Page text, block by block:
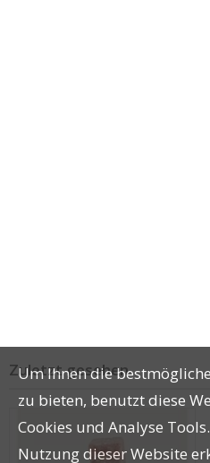
Zuletzt gesehen
Um Ihnen die
zu bieten, benutzt diese
Cookies und Analyse
Nutzung dieser Website